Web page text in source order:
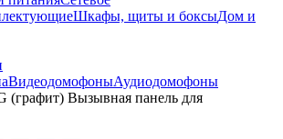
Шкафы, щиты и боксыДом и
ВидеодомофоныАудиодомофоны
(графит) Вызывная панель для